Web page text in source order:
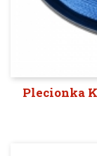
Plecionka